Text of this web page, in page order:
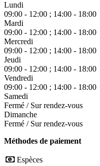
Lundi
09:00 - 12:00 ; 14:00 - 18:00
Mardi
09:00 - 12:00 ; 14:00 - 18:00
Mercredi
09:00 - 12:00 ; 14:00 - 18:00
Jeudi
09:00 - 12:00 ; 14:00 - 18:00
Vendredi
09:00 - 12:00 ; 14:00 - 18:00
Samedi
Fermé / Sur rendez-vous
Dimanche
Fermé / Sur rendez-vous
Méthodes de paiement
Espèces